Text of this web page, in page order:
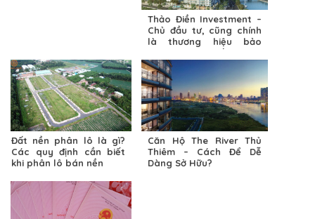
Thảo Điền Investment –
Chủ đầu tư, cũng chính
là thương hiệu bảo
chứng cho chất lượng
tuyệt vời của sản phẩm
Đất nền phân lô là gì?
Các quy định cần biết
khi phân lô bán nền
Căn Hộ The River Thủ
Thiêm – Cách Để Dễ
Dàng Sở Hữu?